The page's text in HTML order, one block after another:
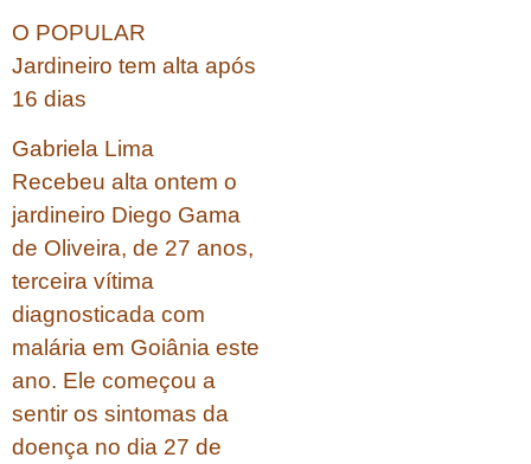
O POPULAR
Jardineiro tem alta após
16 dias
Gabriela Lima
Recebeu alta ontem o
jardineiro Diego Gama
de Oliveira, de 27 anos,
terceira vítima
diagnosticada com
malária em Goiânia este
ano. Ele começou a
sentir os sintomas da
doença no dia 27 de